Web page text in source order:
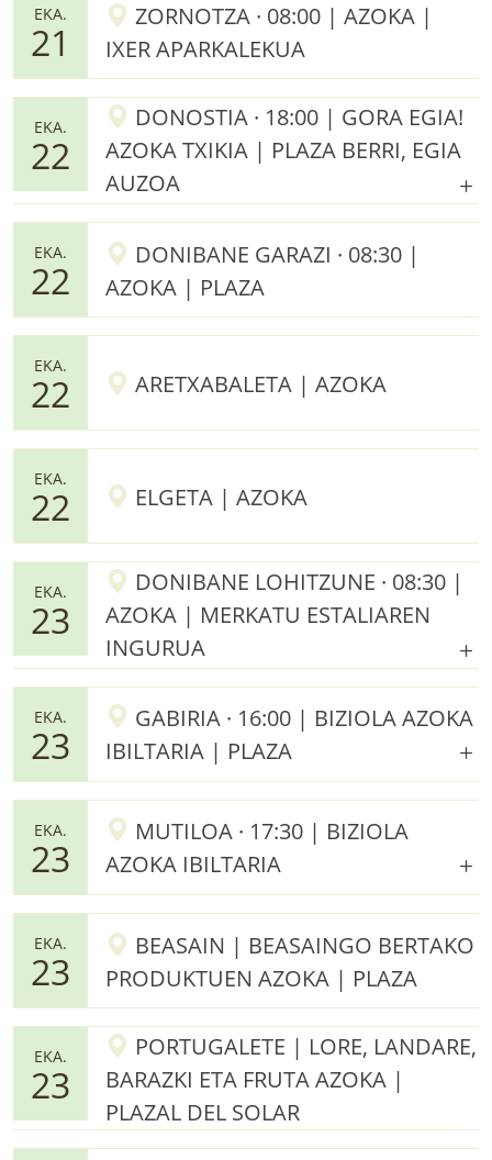
EKA.
21
ZORNOTZA · 08:00 | AZOKA |
IXER APARKALEKUA
EKA.
22
DONOSTIA · 18:00 | GORA EGIA!
AZOKA TXIKIA | PLAZA BERRI, EGIA
AUZOA
EKA.
22
DONIBANE GARAZI · 08:30 |
AZOKA | PLAZA
EKA.
22 ARETXABALETA | AZOKA
EKA.
22 ELGETA | AZOKA
EKA.
23
DONIBANE LOHITZUNE · 08:30 |
AZOKA | MERKATU ESTALIAREN
INGURUA
EKA.
23
GABIRIA · 16:00 | BIZIOLA AZOKA
IBILTARIA | PLAZA
EKA.
23
MUTILOA · 17:30 | BIZIOLA
AZOKA IBILTARIA
EKA.
23
BEASAIN | BEASAINGO BERTAKO
PRODUKTUEN AZOKA | PLAZA
EKA.
23
PORTUGALETE | LORE, LANDARE,
BARAZKI ETA FRUTA AZOKA |
PLAZAL DEL SOLAR